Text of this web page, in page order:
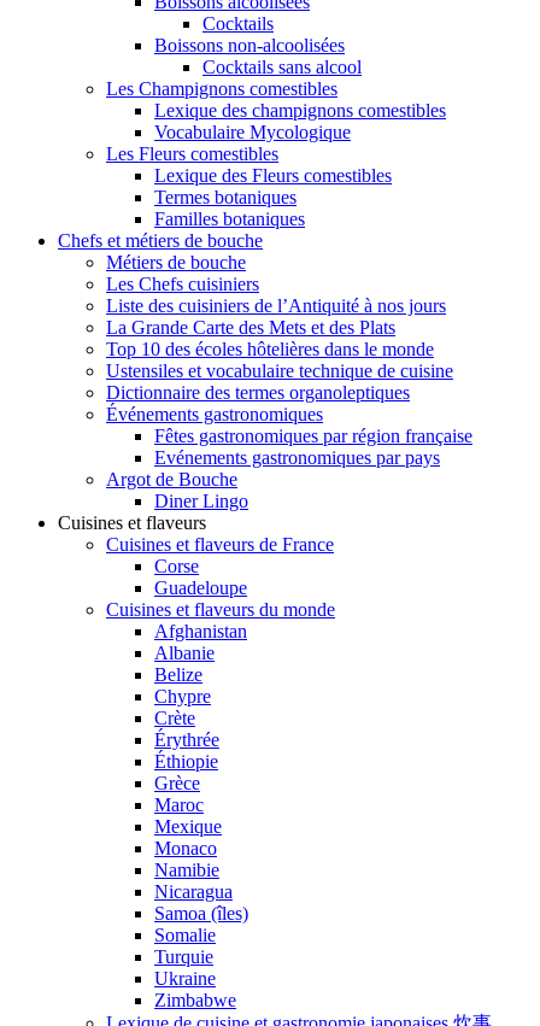
Cocktails
Boissons non-alcoolisées
Cocktails sans alcool
Les Champignons comestibles
Lexique des champignons comestibles
Vocabulaire Mycologique
Les Fleurs comestibles
Lexique des Fleurs comestibles
Termes botaniques
Familles botaniques
Chefs et métiers de bouche
Métiers de bouche
Les Chefs cuisiniers
Liste des cuisiniers de l’Antiquité à nos jours
La Grande Carte des Mets et des Plats
Top 10 des écoles hôtelières dans le monde
Ustensiles et vocabulaire technique de cuisine
Dictionnaire des termes organoleptiques
Événements gastronomiques
Fêtes gastronomiques par région française
Evénements gastronomiques par pays
Argot de Bouche
Diner Lingo
Cuisines et flaveurs
Cuisines et flaveurs de France
Corse
Guadeloupe
Cuisines et flaveurs du monde
Afghanistan
Albanie
Belize
Chypre
Crète
Érythrée
Éthiopie
Grèce
Maroc
Mexique
Monaco
Namibie
Nicaragua
Samoa (îles)
Somalie
Turquie
Ukraine
Zimbabwe